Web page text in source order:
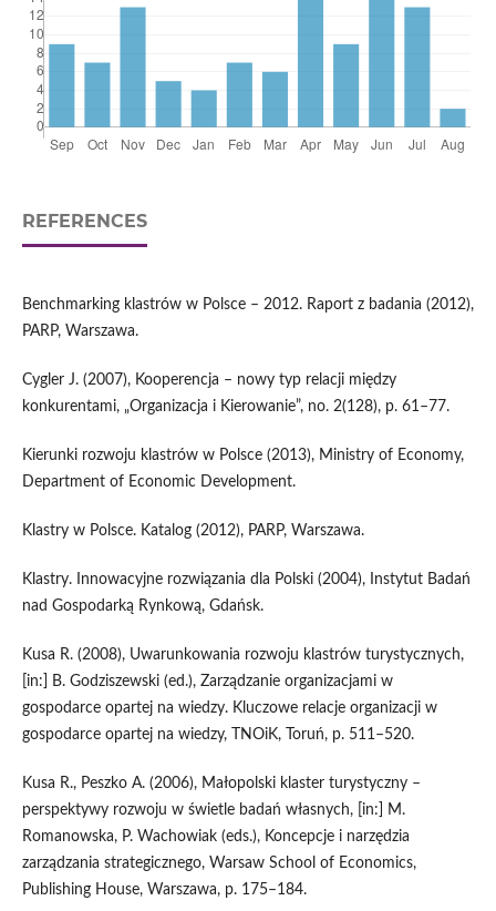
REFERENCES
Benchmarking klastrów w Polsce – 2012. Raport z badania (2012),
PARP, Warszawa.
Cygler J. (2007), Kooperencja – nowy typ relacji między
konkurentami, „Organizacja i Kierowanie”, no. 2(128), p. 61–77.
Kierunki rozwoju klastrów w Polsce (2013), Ministry of Economy,
Department of Economic Development.
Klastry w Polsce. Katalog (2012), PARP, Warszawa.
Klastry. Innowacyjne rozwiązania dla Polski (2004), Instytut Badań
nad Gospodarką Rynkową, Gdańsk.
Kusa R. (2008), Uwarunkowania rozwoju klastrów turystycznych,
[in:] B. Godziszewski (ed.), Zarządzanie organizacjami w
gospodarce opartej na wiedzy. Kluczowe relacje organizacji w
gospodarce opartej na wiedzy, TNOiK, Toruń, p. 511–520.
Kusa R., Peszko A. (2006), Małopolski klaster turystyczny –
perspektywy rozwoju w świetle badań własnych, [in:] M.
Romanowska, P. Wachowiak (eds.), Koncepcje i narzędzia
zarządzania strategicznego, Warsaw School of Economics,
Publishing House, Warszawa, p. 175–184.